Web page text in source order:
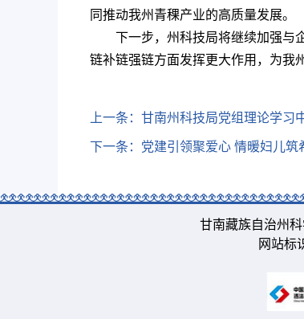
同推动我州青稞产业的高质量发展。
下一步，州科技局将继续加强与
链补链强链方面发挥更大作用，为我
上一条： 甘南州科技局党组理论学习
下一条： 党建引领聚爱心 情暖妇儿
甘南藏族自治州
网站标